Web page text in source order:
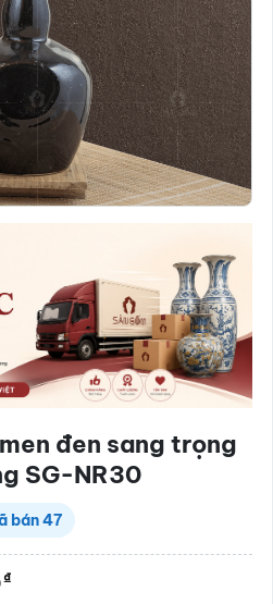
đen sang trọng
SG-NR30
bán47
₫Khoảng